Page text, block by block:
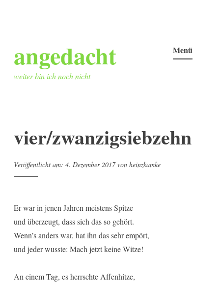
springen
angedacht
weiter bin ich noch nicht
Menü
vier/zwanzigsiebzehn
Veröffentlicht am: 4. Dezember 2017von heinzkamke
Er war in jenen Jahren meistens Spitze
und überzeugt, dass sich das so gehört.
Wenn’s anders war, hat ihn das sehr empört,
und jeder wusste: Mach jetzt keine Witze!
An einem Tag, es herrschte Affenhitze,